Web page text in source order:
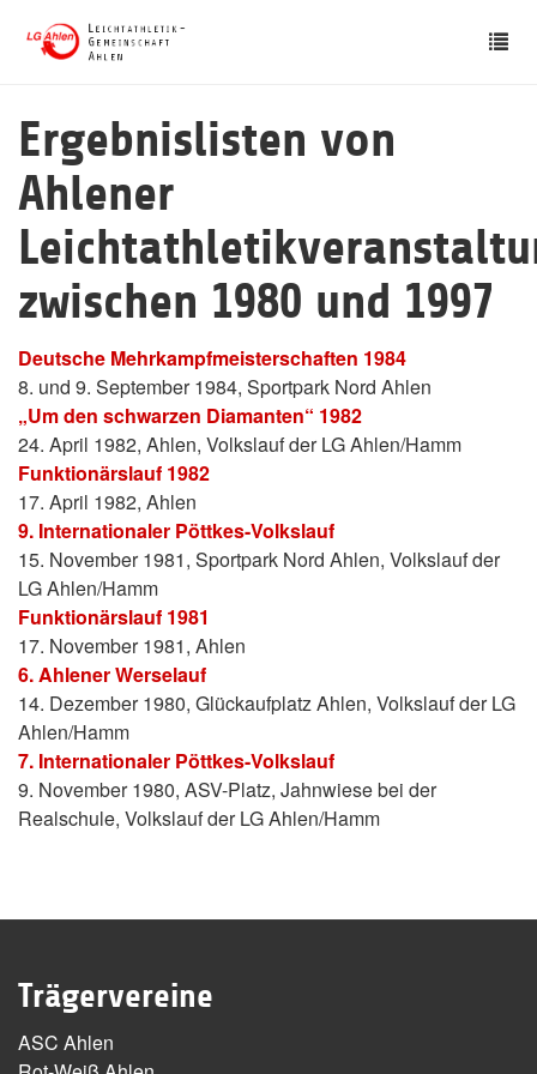
Ergebnislisten von
Ahlener
zwischen 1980 und 1997
Deutsche Mehrkampfmeisterschaften 1984
8. und 9. September 1984, Sportpark Nord Ahlen
„Um den schwarzen Diamanten“ 1982
24. April 1982, Ahlen, Volkslauf der LG Ahlen/Hamm
Funktionärslauf 1982
17. April 1982, Ahlen
9. Internationaler Pöttkes-Volkslauf
15. November 1981, Sportpark Nord Ahlen, Volkslauf der
LG Ahlen/Hamm
Funktionärslauf 1981
17. November 1981, Ahlen
6. Ahlener Werselauf
14. Dezember 1980, Glückaufplatz Ahlen, Volkslauf der LG
Ahlen/Hamm
7. Internationaler Pöttkes-Volkslauf
9. November 1980, ASV-Platz, Jahnwiese bei der
Realschule, Volkslauf der LG Ahlen/Hamm
Trägervereine
ASC Ahlen